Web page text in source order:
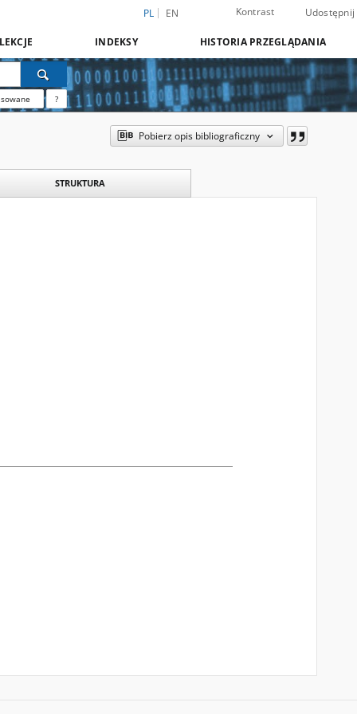
PL EN Kontrast Udostępnij
INDEKSY HISTORIA PRZEGLĄDANIA
?
Pobierz opis bibliograficzny
STRUKTURA